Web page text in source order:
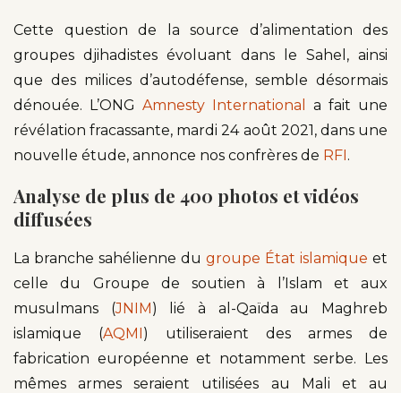
Cette question de la source d’alimentation des
groupes djihadistes évoluant dans le Sahel, ainsi
que des milices d’autodéfense, semble désormais
dénouée. L’ONG Amnesty International
a fait une
révélation fracassante, mardi 24 août 2021, dans une
nouvelle étude, annonce nos confrères de RFI.
Analyse de plus de 400 photos et vidéos
diffusées
La branche sahélienne du groupe État islamique et
celle du Groupe de soutien à l’Islam et aux
musulmans (JNIM) lié à al-Qaïda au Maghreb
islamique (AQMI) utiliseraient des armes de
fabrication européenne et notamment serbe. Les
mêmes armes seraient utilisées au Mali et au